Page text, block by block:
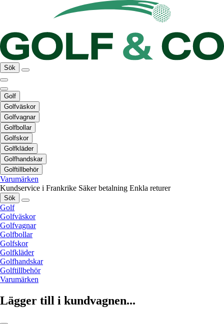
Sök
Golf
Golfväskor
Golfvagnar
Golfbollar
Golfskor
Golfkläder
Golfhandskar
Golftillbehör
Varumärken
Kundservice i Frankrike Säker betalning Enkla returer
Sök
Golf
Golfväskor
Golfvagnar
Golfbollar
Golfskor
Golfkläder
Golfhandskar
Golftillbehör
Varumärken
Lägger till i kundvagnen...